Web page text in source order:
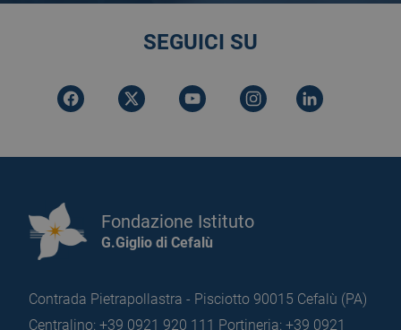
SEGUICI SU
Fondazione Istituto
G.Giglio di Cefalù
Contrada Pietrapollastra - Pisciotto 90015 Cefalù (PA)
Centralino: +39 0921 920 111 Portineria: +39 0921